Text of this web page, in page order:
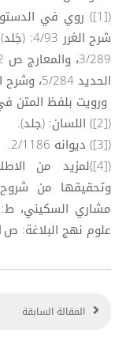
شرح
الحديد 5/284، وشرح البحراني 5/ 284، والمصباح ص 597.
ورويت بلفظ المتن في: الحدائق 2/
([2]) اللسان: (جلد).
([3]) ديوانه 2/1186.
([4])لمزيد من
وتحقيقها من
مشاري السكيني،
علوم نهج البلاغة: ص91.
المقالة السابقة